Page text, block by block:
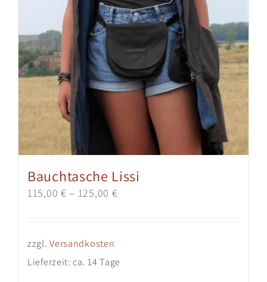
Bauchtasche Lissi
115,00 € – 125,00 €
zzgl.Versandkosten
Lieferzeit:ca. 14 Tage